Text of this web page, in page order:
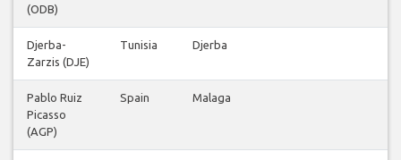
(ODB)
Djerba-
Zarzis (DJE)
Tunisia Djerba
Pablo Ruiz
Picasso
(AGP)
Spain Malaga